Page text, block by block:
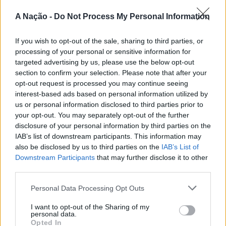
A Nação - Do Not Process My Personal Information
If you wish to opt-out of the sale, sharing to third parties, or
processing of your personal or sensitive information for
targeted advertising by us, please use the below opt-out
section to confirm your selection. Please note that after your
opt-out request is processed you may continue seeing
interest-based ads based on personal information utilized by
us or personal information disclosed to third parties prior to
your opt-out. You may separately opt-out of the further
disclosure of your personal information by third parties on the
IAB’s list of downstream participants. This information may
also be disclosed by us to third parties on the IAB’s List of
Downstream Participants that may further disclose it to other
Personal Data Processing Opt Outs
I want to opt-out of the Sharing of my
personal data.
Opted In
passa também por Sines, Peniche, Viana do Castelo, Vila
Nova de Milfontes e Ericeira.
A iniciativa pretende aproximar a prática dos desportos
de vento das comunidades costeiras, promovendo o
território através do mar e das suas condições naturais.
Nas palavras de Pedro Mota, De todas as etapas do
Nortada Ocean Rides, este evento é o que mais precisa
da “nortada” como apoio, porque sem vento não há
kitesurf.
A presença da Nortada vai mais uma vez, alem da
competição. O que queremos é fazer parte deste
movimento que promove o encontro entre atletas,
visitantes e a comunidade local. Que a marca Nortada
esteja presente de uma forma natural e quase obvia,
Esposende com o vento e o mar, refere o CEO da
ATUALIDADE
Cinco projetos de Cascais finalistas
em iniciativa europeia
Publicado 21 horas atrás
05/08/2026
Por Ígor Lopes
Vencedores serão anunciados no “Innovation in Politics
Congressos do Estoril.